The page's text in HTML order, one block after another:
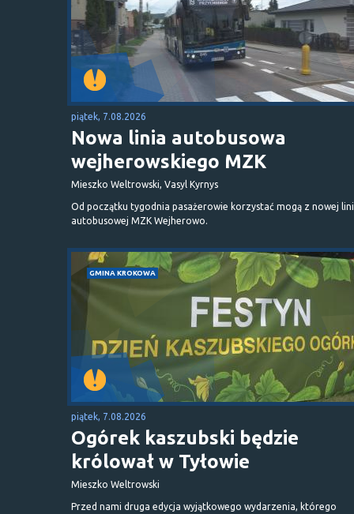
piątek, 7.08.2026
Nowa linia autobusowa
wejherowskiego MZK
Mieszko Weltrowski, Vasyl Kyrnys
Od początku tygodnia pasażerowie korzystać mogą z nowej
autobusowej MZK Wejherowo.
GMINA KROKOWA
piątek, 7.08.2026
Ogórek kaszubski będzie
królował w Tyłowie
Mieszko Weltrowski
Przed nami druga edycja wyjątkowego wydarzenia, którego